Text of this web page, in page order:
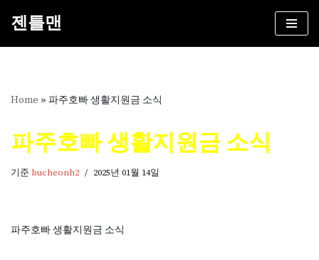
건
뛰
기
젠틀맨
Home » 파주호빠 생활지원금 소식
파주호빠 생활지원금 소식
기준 bucheonh2 2025년 01월 14일
파주호빠 생활지원금 소식